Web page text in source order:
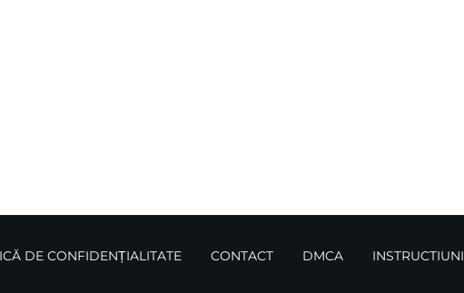
DE CONFIDENȚIALITATE CONTACT DMCA INSTRUCTIUNI